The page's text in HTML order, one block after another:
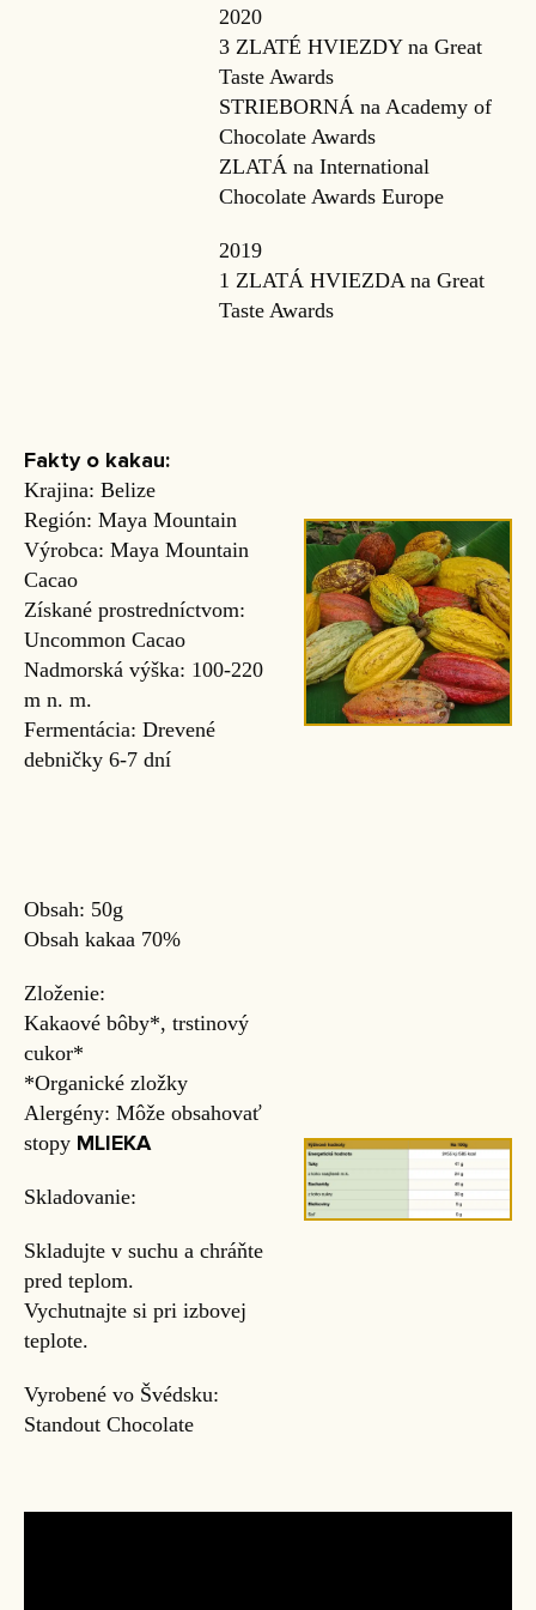
2020
3 ZLATÉ HVIEZDY na Great
Taste Awards
STRIEBORNÁ na Academy of
Chocolate Awards
ZLATÁ na International
Chocolate Awards Europe
2019
1 ZLATÁ HVIEZDA na Great
Taste Awards
Fakty o kakau:
Krajina: Belize
Región: Maya Mountain
Výrobca: Maya Mountain
Cacao
Získané prostredníctvom:
Uncommon Cacao
Nadmorská výška: 100-220
m n. m.
Fermentácia: Drevené
debničky 6-7 dní
Obsah: 50g
Obsah kakaa 70%
Zloženie:
Kakaové bôby*, trstinový
cukor*
*Organické zložky
Alergény: Môže obsahovať
stopy MLIEKA
Skladovanie:
Skladujte v suchu a chráňte
pred teplom.
Vychutnajte si pri izbovej
teplote.
Vyrobené vo Švédsku:
Standout Chocolate